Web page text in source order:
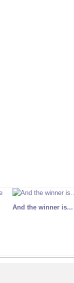
And the winner is...